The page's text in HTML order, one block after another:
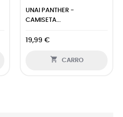
UNAI PANTHER -
CAMISETA...
19,99 €
 CARRO